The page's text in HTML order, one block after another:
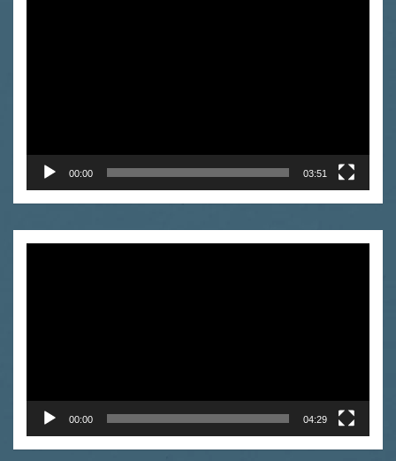
00:00 03:51
00:00 04:29